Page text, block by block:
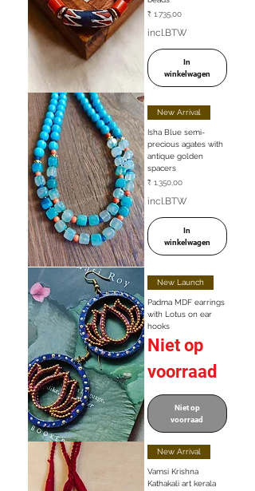
Prijs
₹ 1.735,00
incl.BTW
In
winkelwagen
New Arrival
Isha Blue semi-
precious agates with
antique golden
spacers
Prijs
₹ 1.350,00
incl.BTW
In
winkelwagen
New Launch
Padma MDF earrings
with Lotus on ear
hooks
Niet op
voorraad
Niet op
voorraad
New Arrival
Vamsi Krishna
Kathakali art kerala